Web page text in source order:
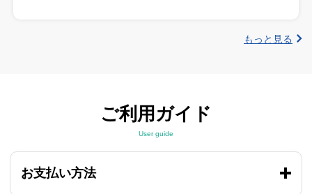
もっと見る
ご利用ガイド
User guide
お支払い方法